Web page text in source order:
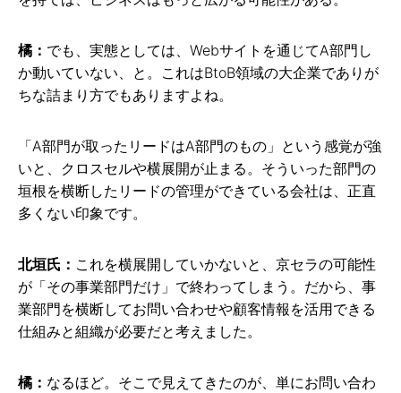
橘： でも、実態としては、Webサイトを通じてA部門し
か動いていない、と。これはBtoB領域の大企業でありが
ちな詰まり方でもありますよね。
「A部門が取ったリードはA部門のもの」という感覚が強
いと、クロスセルや横展開が止まる。そういった部門の
垣根を横断したリードの管理ができている会社は、正直
多くない印象です。
北垣氏： これを横展開していかないと、京セラの可能性
が「その事業部門だけ」で終わってしまう。だから、事
業部門を横断してお問い合わせや顧客情報を活用できる
仕組みと組織が必要だと考えました。
橘： なるほど。そこで見えてきたのが、単にお問い合わ